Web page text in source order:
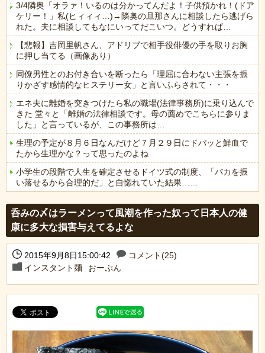
3/4隣奥「オラァ！いるのは分かってんだよ！子供預かれ！(ドア
ケリー！」私(ヒィィィ…)→隣奥の旦那さんに相談したら逃げら
れた。夫に相談してもなにいってだこいつ。どうすれば…
【悲報】吉岡里帆さん、アドリブで相手役俳優の手を取りお胸
に押し当てる（画像あり）
同僚男性とのお付き合いを断ったら「理屈に合わない主張を振
りかざす感情的なヒステリー女」と言いふらされて・・・
エネ夫に離婚を突きつけたら私の職場(法律事務所)に乗り込んで
きた 堂々と「離婚の法律相談です。母の薦めでこちらに参りま
した」と言っているが、この事務所は…
生理の予定が８月６日なんだけど７月２９日にドバッと鮮血で
たから生理かな？って思ったのよね
小学生の段階で人生を確定させるドイツ式の制度、「バカを振
い落せるから合理的だ」と自惚れていた結果……
呑みの〆はラーメンって風潮を作った奴って日本人の健
康に多大な損害与えてるよな
2015年9月8日15:00:42
コメント(25)
インスタント麺
おーぷん